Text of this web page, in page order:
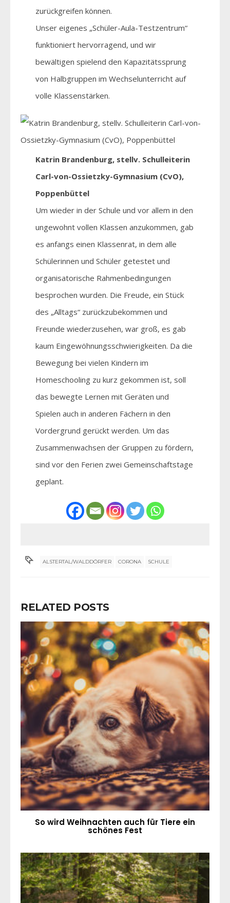
zurückgreifen können.
Unser eigenes „Schüler-Aula-Testzentrum“
funktioniert hervorragend, und wir
bewältigen spielend den Kapazitätssprung
von Halbgruppen im Wechselunterricht auf
volle Klassenstärken.
Katrin Brandenburg, stellv. Schulleiterin
Carl-von-Ossietzky-Gymnasium (CvO),
Poppenbüttel
Um wieder in der Schule und vor allem in den
ungewohnt vollen Klassen anzukommen, gab
es anfangs einen Klassenrat, in dem alle
Schülerinnen und Schüler getestet und
organisatorische Rahmenbedingungen
besprochen wurden. Die Freude, ein Stück
des „Alltags“ zurückzubekommen und
Freunde wiederzusehen, war groß, es gab
kaum Eingewöhnungsschwierigkeiten. Da die
Bewegung bei vielen Kindern im
Homeschooling zu kurz gekommen ist, soll
das bewegte Lernen mit Geräten und
Spielen auch in anderen Fächern in den
Vordergrund gerückt werden. Um das
Zusammenwachsen der Gruppen zu fördern,
sind vor den Ferien zwei Gemeinschaftstage
geplant.
ALSTERTAL/WALDDÖRFER CORONA SCHULE
RELATED POSTS
So wird Weihnachten auch für Tiere ein
schönes Fest